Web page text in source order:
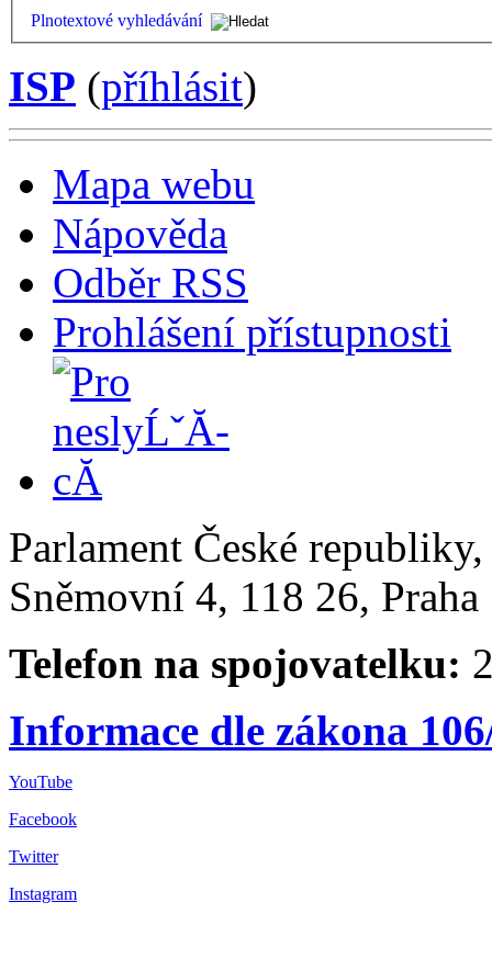
Plnotextové vyhledávání
ISP (příhlásit)
Mapa webu
Nápověda
Odběr RSS
Prohlášení přístupnosti
Parlament České
Sněmovní 4, 118 26,
Telefon na spojovatelku:
Informace dle zákona
YouTube
Facebook
Twitter
Instagram